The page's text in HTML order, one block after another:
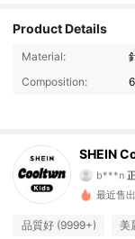
Product Details
Material:
Composition:
SHEIN
4.95
b***n
4.95
最近售
品質好 (9999+) 美